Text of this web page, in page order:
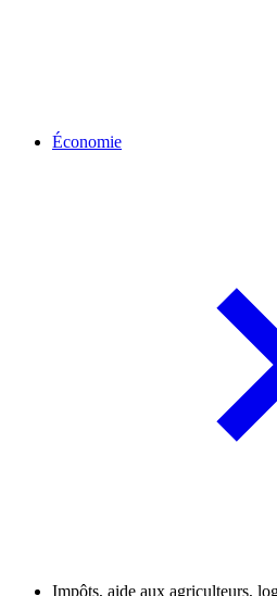
Économie
Impôts, aide aux agriculteurs,